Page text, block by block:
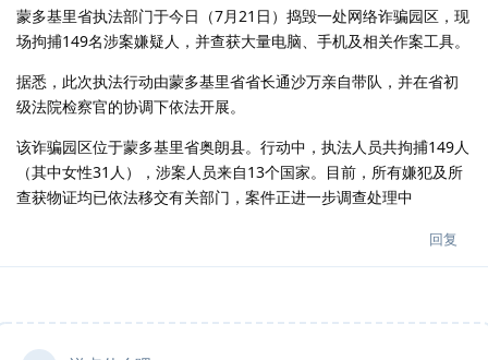
蒙多基里省执法部门于今日（7月21日）捣毁一处网络诈骗园区，现
场拘捕149名涉案嫌疑人，并查获大量电脑、手机及相关作案工具。
据悉，此次执法行动由蒙多基里省省长通沙万亲自带队，并在省初
级法院检察官的协调下依法开展。
该诈骗园区位于蒙多基里省奥朗县。行动中，执法人员共拘捕149人
（其中女性31人），涉案人员来自13个国家。目前，所有嫌犯及所
查获物证均已依法移交有关部门，案件正进一步调查处理中
回复